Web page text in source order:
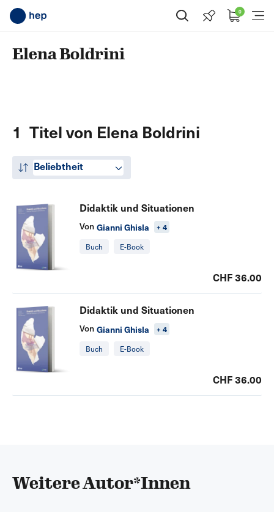
Suche öffnen 0
Elena Boldrini
1 Titel von Elena Boldrini
Beliebtheit
Didaktik und Situationen
Von Gianni Ghisla + 4
Buch E-Book
CHF 36.00
Didaktik und Situationen
Von Gianni Ghisla + 4
Buch E-Book
CHF 36.00
Weitere Autor*Innen